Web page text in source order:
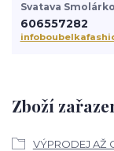
Zboží
VÝPRODEJ AŽ
Svatava
606557282